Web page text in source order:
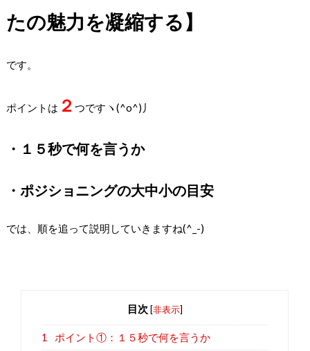
たの魅力を凝縮する】
です。
ポイントは ２ つですヽ(^o^)丿
・１５秒で何を言うか
・ポジショニングの大中小の目安
では、順を追って説明していきますね(^_-)
目次 [非表示]
1 ポイント①：１５秒で何を言うか